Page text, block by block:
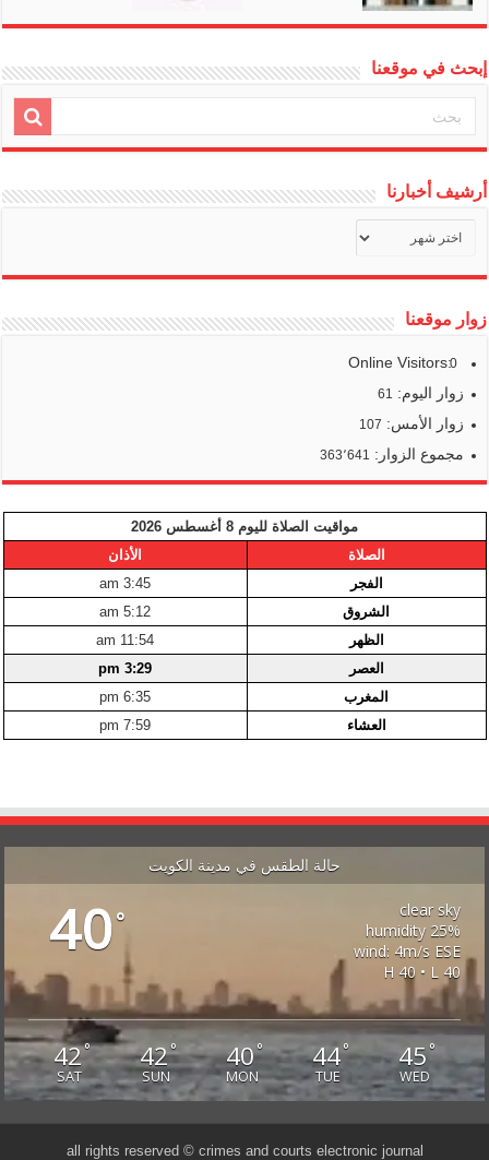
إبحث في موقعنا
أرشيف أخبارنا
أخبارنا
زوار موقعنا
Online Visitors:
0
زوار اليوم: 61
زوار الأمس: 107
مجموع الزوار: 363٬641
مواقيت الصلاة لليوم 8 أغسطس 2026
الصلاة
الأذان
الفجر
3:45 am
الشروق
5:12 am
الظهر
11:54 am
العصر
3:29 pm
المغرب
6:35 pm
العشاء
7:59 pm
حالة الطقس في مدينة الكويت
40°
clear sky
25% humidity
wind: 4m/s ESE
H 40 • L 40
42°
SAT
42°
SUN
40°
MON
44°
TUE
45°
WED
all rights reserved © crimes and courts electronic journal